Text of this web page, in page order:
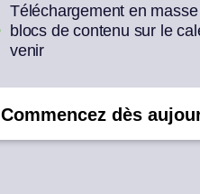
Téléchargement en
blocs de contenu sur le
venir
Commencez dès